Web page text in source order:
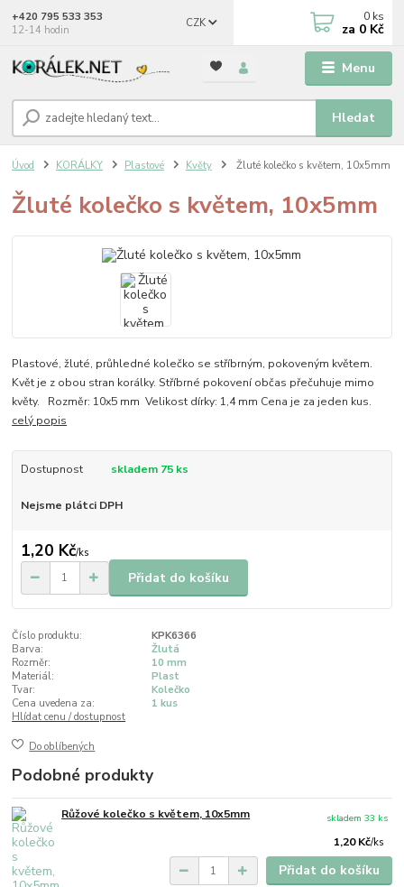
Menu
CZK
Hledat
+420 795 533 353
12-14 hodin
0 ks
za 0 Kč
Úvod KORÁLKY Plastové Květy Žluté kolečko s květem, 10x5mm
Žluté kolečko s květem, 10x5mm
Plastové, žluté, průhledné kolečko se stříbrným, pokoveným květem.
Květ je z obou stran korálky. Stříbrné pokovení občas přečuhuje mimo
květy. Rozměr: 10x5 mm Velikost dírky: 1,4 mm Cena je za jeden kus.
celý popis
Dostupnost skladem 75 ks
Nejsme plátci DPH
1,20 Kč/ks
Přidat do košíku
Číslo produktu:
KPK6366
Barva:
Žlutá
Rozměr:
10 mm
Materiál:
Plast
Tvar:
Kolečko
Cena uvedena za:
1 kus
Hlídat cenu / dostupnost
Do oblíbených
Podobné produkty
Růžové kolečko s květem, 10x5mm
1,20 Kč/ks
skladem 33 ks
Přidat do košíku